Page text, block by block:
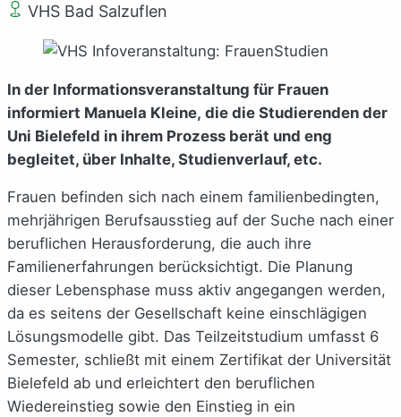
VHS Bad Salzuflen
In der Informationsveranstaltung für Frauen
informiert Manuela Kleine, die die Studierenden der
Uni Bielefeld in ihrem Prozess berät und eng
begleitet, über Inhalte, Studienverlauf, etc.
Frauen befinden sich nach einem familienbedingten,
mehrjährigen Berufsausstieg auf der Suche nach einer
beruflichen Herausforderung, die auch ihre
Familienerfahrungen berücksichtigt. Die Planung
dieser Lebensphase muss aktiv angegangen werden,
da es seitens der Gesellschaft keine einschlägigen
Lösungsmodelle gibt. Das Teilzeitstudium umfasst 6
Semester, schließt mit einem Zertifikat der Universität
Bielefeld ab und erleichtert den beruflichen
Wiedereinstieg sowie den Einstieg in ein